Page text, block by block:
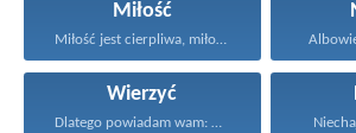
Miłość
Miłość jest cierpliwa, miłość...
Wierzyć
Dlatego powiadam wam: Wszystko...